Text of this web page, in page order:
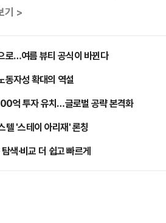
기 >
로…여름 뷰티 공식이 바뀐다
자성 확대의 역설
억 투자 유치…글로벌 공략 본격화
텔 '스테이 아리재' 론칭
색·비교 더 쉽고 빠르게